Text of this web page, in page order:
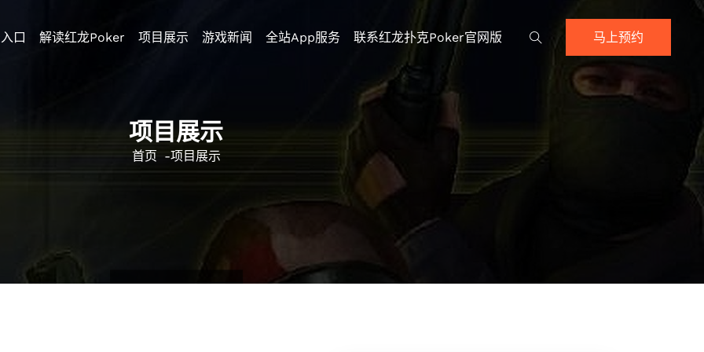
口 解读红龙poker 项目展示 游戏新闻 全站app服务 联系红龙扑克poker官网版 马上预约
项目展示
首页 -项目展示